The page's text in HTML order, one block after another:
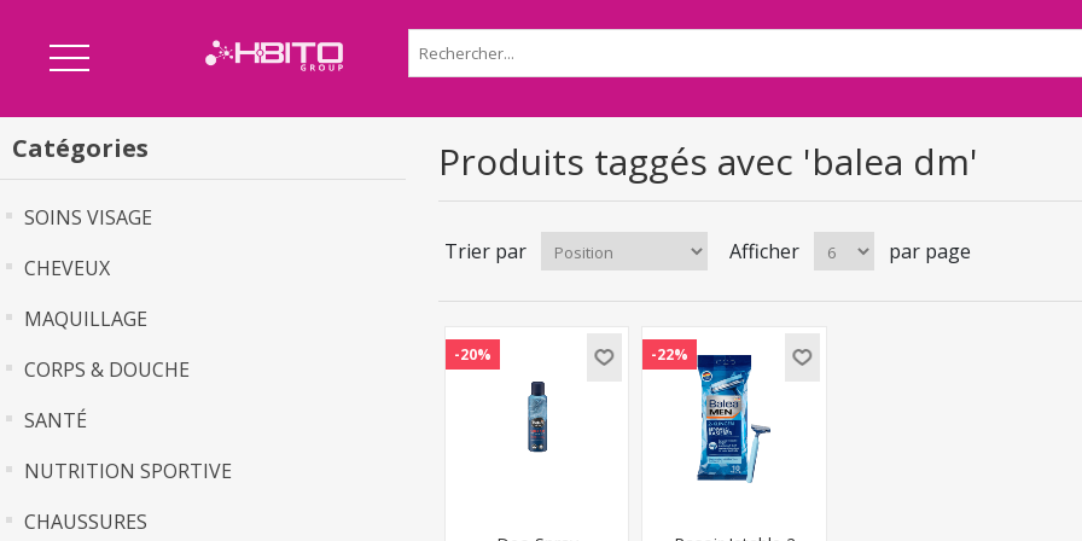
Catégories
SOINS VISAGE
CHEVEUX
MAQUILLAGE
CORPS & DOUCHE
SANTÉ
NUTRITION SPORTIVE
CHAUSSURES
Produits taggés avec 'balea dm'
Trier par Afficher par page
-20% -22%